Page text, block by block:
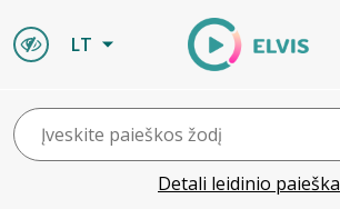
LT
Detali leidinio paieška